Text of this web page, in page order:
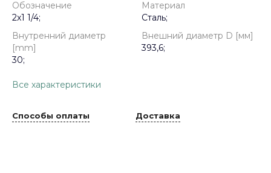
Обозначение
2x1 1/4;
Материал
Сталь;
Внутренний диаметр
[mm]
30;
Внешний диаметр D [мм]
393,6;
Все характеристики
Способы оплаты Доставка